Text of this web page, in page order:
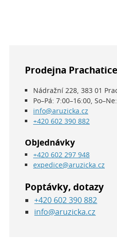
Prodejna
Nádražní 228, 383 01
Po–Pá: 7:00–16:00,
info@aruzicka.cz
+420 602 390 882
Objednávky
+420 602 297 948
expedice@aruzicka.cz
Poptávky, dotazy
+420 602 390 882
info@aruzicka.cz